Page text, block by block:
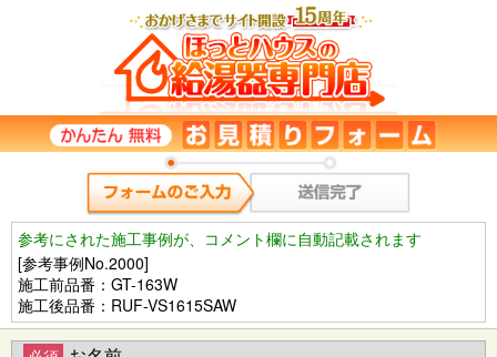
参考にされた施工事例が、コメント欄に自動記載されます
[参考事例No.2000]
施工前品番：GT-163W
施工後品番：RUF-VS1615SAW